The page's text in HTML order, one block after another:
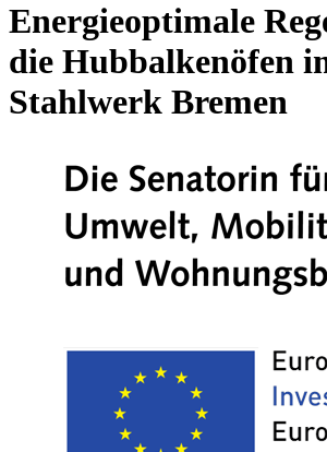
Energieoptimale
die Hubbalkenöfen
Stahlwerk Bremen